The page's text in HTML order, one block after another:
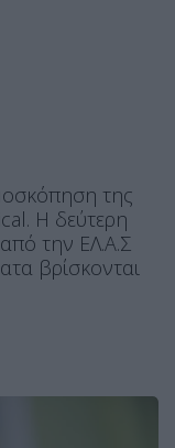
της
Η δεύτερη
την ΕΛ.Α.Σ
βρίσκονται